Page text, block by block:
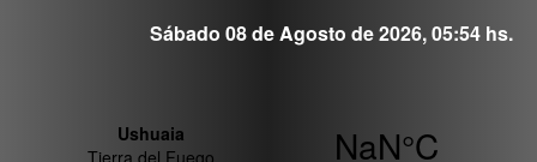
Sábado 08 de Agosto de 2026, 05:54 hs.